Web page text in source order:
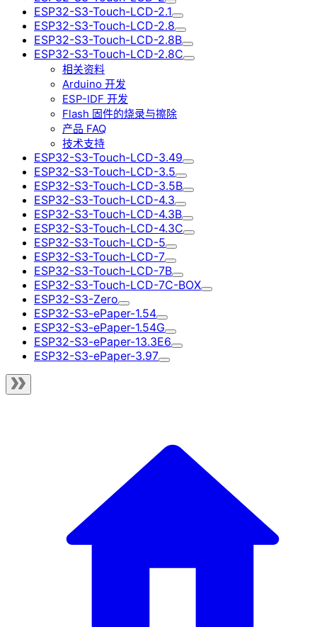
ESP32-S3-Touch-LCD-2.1
ESP32-S3-Touch-LCD-2.8
ESP32-S3-Touch-LCD-2.8B
ESP32-S3-Touch-LCD-2.8C
相关资料
Arduino 开发
ESP-IDF 开发
Flash 固件的烧录与擦除
产品 FAQ
技术支持
ESP32-S3-Touch-LCD-3.49
ESP32-S3-Touch-LCD-3.5
ESP32-S3-Touch-LCD-3.5B
ESP32-S3-Touch-LCD-4.3
ESP32-S3-Touch-LCD-4.3B
ESP32-S3-Touch-LCD-4.3C
ESP32-S3-Touch-LCD-5
ESP32-S3-Touch-LCD-7
ESP32-S3-Touch-LCD-7B
ESP32-S3-Touch-LCD-7C-BOX
ESP32-S3-Zero
ESP32-S3-ePaper-1.54
ESP32-S3-ePaper-1.54G
ESP32-S3-ePaper-13.3E6
ESP32-S3-ePaper-3.97